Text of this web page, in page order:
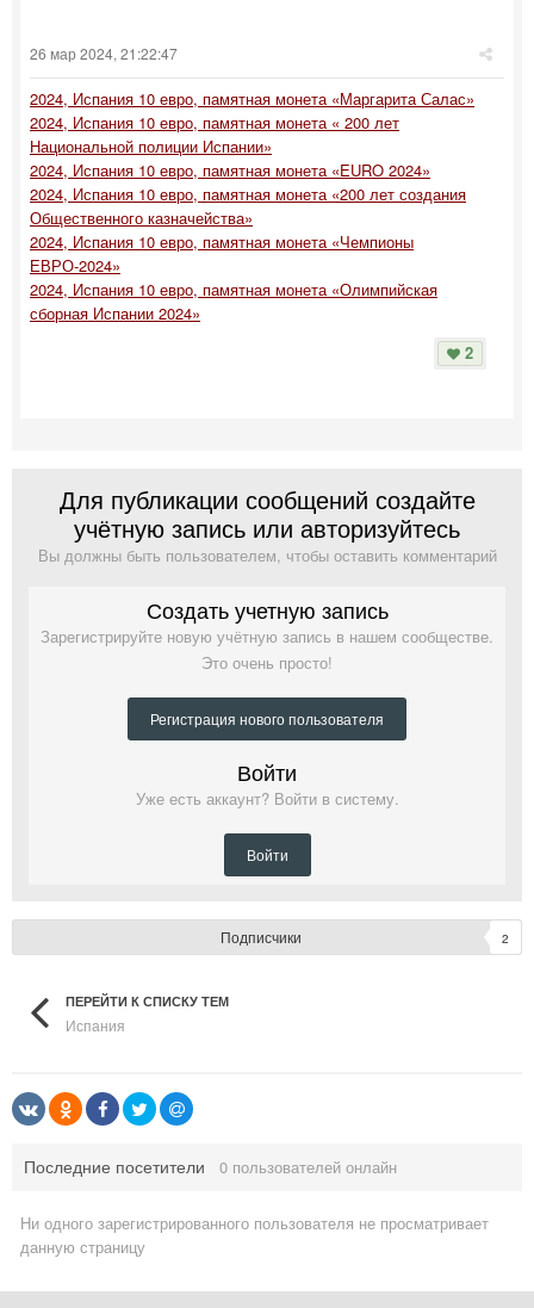
26 мар 2024, 21:22:47
2024, Испания 10 евро, памятная монета «Маргарита Салас»
2024, Испания 10 евро, памятная монета « 200 лет
Национальной полиции Испании»
2024, Испания 10 евро, памятная монета «EURO 2024»
2024, Испания 10 евро, памятная монета «200 лет создания
Общественного казначейства»
2024, Испания 10 евро, памятная монета «Чемпионы
ЕВРО-2024»
2024, Испания 10 евро, памятная монета «Олимпийская
сборная Испании 2024»
2
Для публикации сообщений создайте
учётную запись или авторизуйтесь
Вы должны быть пользователем, чтобы оставить комментарий
Создать учетную запись
Зарегистрируйте новую учётную запись в нашем сообществе.
Это очень просто!
Регистрация нового пользователя
Войти
Уже есть аккаунт? Войти в систему.
Войти
Подписчики 2
ПЕРЕЙТИ К СПИСКУ ТЕМ
Испания
Последние посетители 0 пользователей онлайн
Ни одного зарегистрированного пользователя не просматривает
данную страницу